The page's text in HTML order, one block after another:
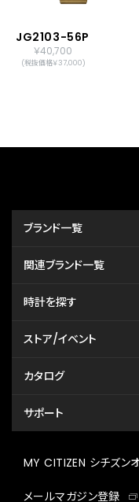
JG2103-56P
￥40,700
(税抜価格￥37,000)
ブランド一覧
関連ブランド一覧
時計を探す
ストア/イベント
カタログ
サポート
MY CITIZEN シチズン
メールマガジン登録